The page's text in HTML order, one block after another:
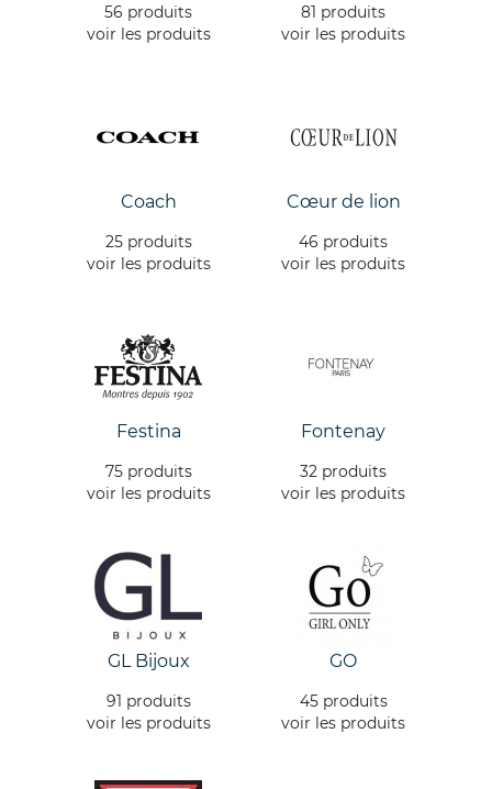
56 produits
voir les produits
81 produits
voir les produits
Coach
25 produits
voir les produits
Cœur de lion
46 produits
voir les produits
Festina
75 produits
voir les produits
Fontenay
32 produits
voir les produits
GL Bijoux
91 produits
voir les produits
GO
45 produits
voir les produits